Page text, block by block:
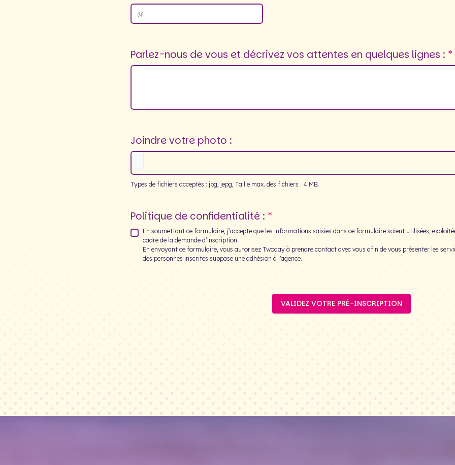
Parlez-nous de vous et décrivez vos attentes en quelques lignes :
Joindre votre photo :
Types de fichiers acceptés : jpg, jepg, Taille max. des fichiers : 4 MB.
Politique de confidentialité :
En soumettant ce formulaire, j’accepte que les informations saisies dans ce formulaire soient utilisées,
cadre de la demande d’inscription.
En envoyant ce formulaire, vous autorisez Twoday à prendre contact avec vous afin de vous présenter les
des personnes inscrites suppose une adhésion à l'agence.
VALIDEZ VOTRE PRÉ-INSCRIPTION